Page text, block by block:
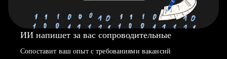
ИИ напишет за вас сопроводительные
Сопоставит ваш опыт с требованиями вакансий